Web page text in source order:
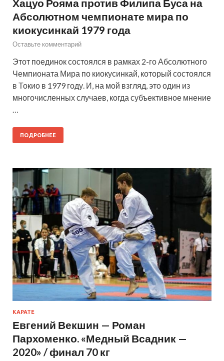
Хацуо Рояма против Филипа Буса на
Абсолютном чемпионате мира по
киокусинкай 1979 года
Оставьте комментарий
Этот поединок состоялся в рамках 2-го Абсолютного
Чемпионата Мира по киокусинкай, который состоялся
в Токио в 1979 году. И, на мой взгляд, это один из
многочисленных случаев, когда субъективное мнение
…
ПОДРОБНЕЕ
КАРАТЕ
Евгений Векшин — Роман
Пархоменко. «Медный Всадник —
2020» / финал 70 кг